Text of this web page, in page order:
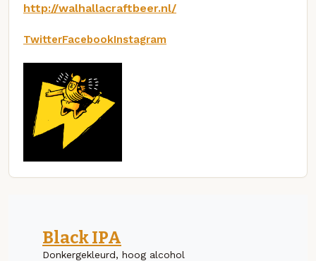
http://walhallacraftbeer.nl/
TwitterFacebookInstagram
Black IPA
Donkergekleurd, hoog alcohol